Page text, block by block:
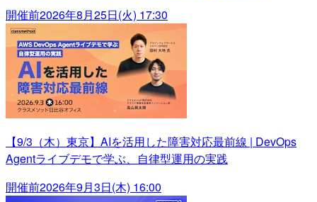
開催前2026年8月25日(火) 17:30
【9/3（木）東京】AIを活用した障害対応最前線 | DevOps
Agentライブデモで学ぶ、自律型運用の実践
開催前2026年9月3日(木) 16:00